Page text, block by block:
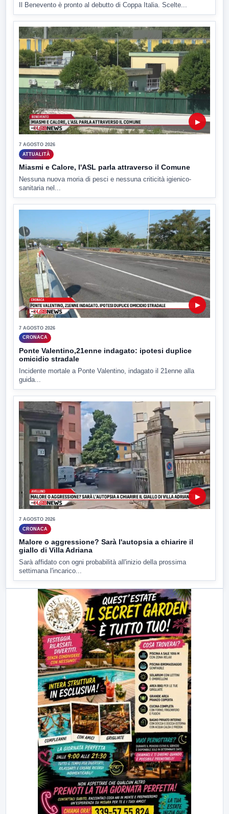
Il Benevento è pronto al debutto di Coppa Italia. Scelte...
▶
7 AGOSTO 2026
ATTUALITÀ
Miasmi e Calore, l'ASL parla attraverso il Comune
Nessuna nuova moria di pesci e nessuna criticità igienico-
sanitaria nel...
▶
7 AGOSTO 2026
CRONACA
Ponte Valentino,21enne indagato: ipotesi duplice
omicidio stradale
Incidente mortale a Ponte Valentino, indagato il 21enne alla
guida...
▶
7 AGOSTO 2026
CRONACA
Malore o aggressione? Sarà l'autopsia a chiarire il
giallo di Villa Adriana
Sarà affidato con ogni probabilità all'inizio della prossima
settimana l'incarico...